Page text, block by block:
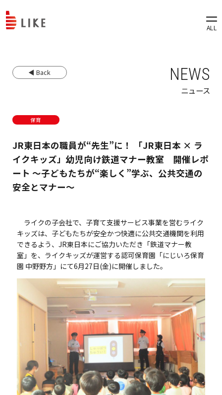
◀ Back NEWS
ニュース
保育
JR東日本の職員が“先生”に！ 「JR東日本 × ラ
イクキッズ」幼児向け鉄道マナー教室 開催レポ
ート ～子どもたちが“楽しく”学ぶ、公共交通の
安全とマナー～
ライクの子会社で、子育て支援サービス事業を営むライク
キッズは、子どもたちが安全かつ快適に公共交通機関を利用
できるよう、JR東日本にご協力いただき「鉄道マナー教
室」を、ライクキッズが運営する認可保育園「にじいろ保育
園 中野野方」にて6月27日(金)に開催しました。